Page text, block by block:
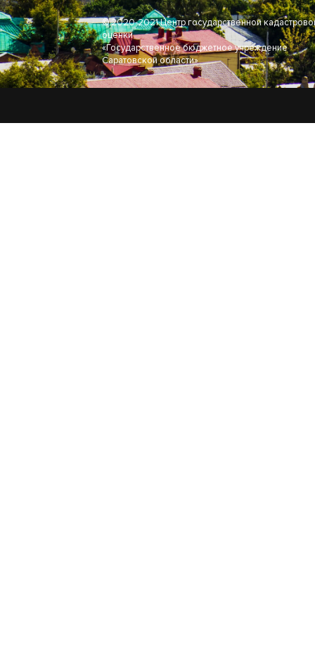
© 2020-2021 Центр государственной
оценки
«Государственное бюджетное учреждение
Саратовской области»